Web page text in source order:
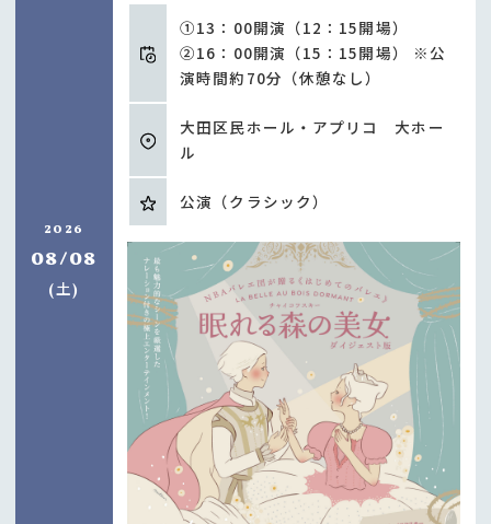
2026
08/08
(土)
①13：00開演（12：15開場）
②16：00開演（15：15開場） ※公
演時間約70分（休憩なし）
大田区民ホール・アプリコ 大ホー
ル
公演（クラシック）